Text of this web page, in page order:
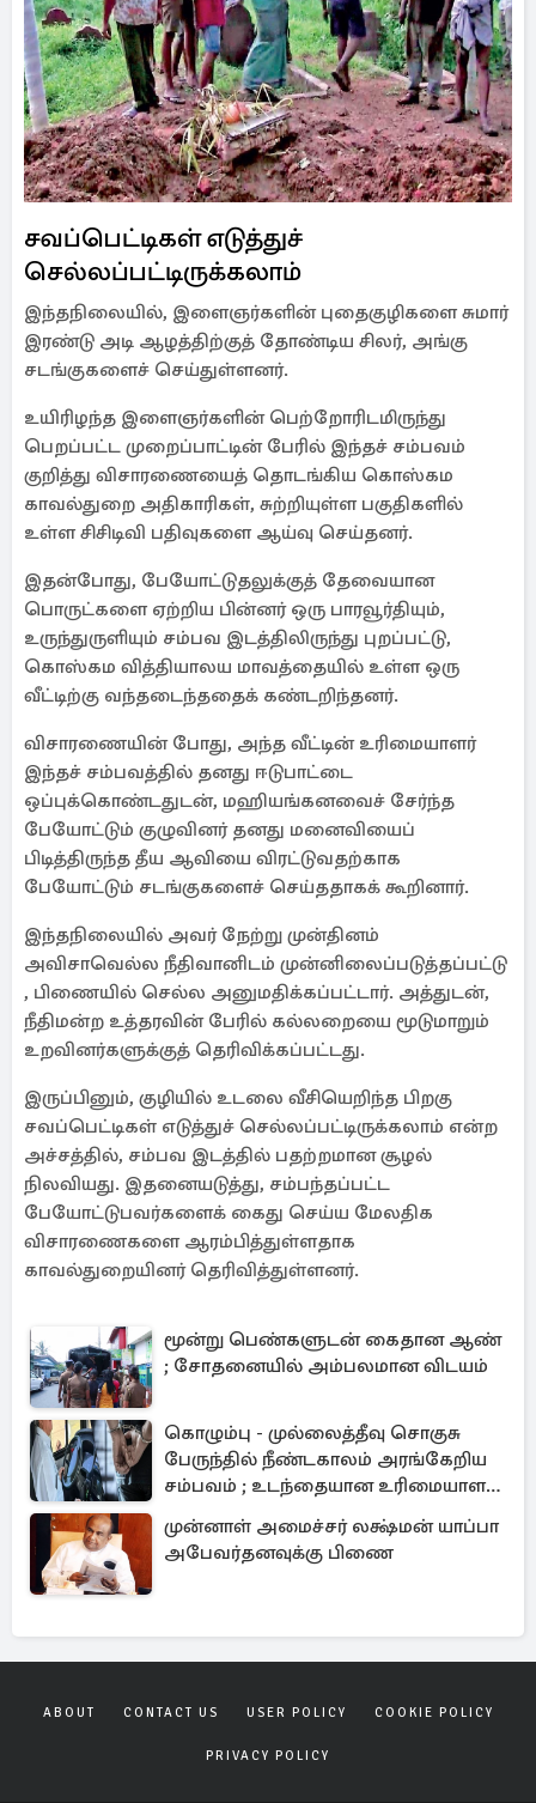
சவப்பெட்டிகள் எடுத்துச்
செல்லப்பட்டிருக்கலாம்
இந்தநிலையில், இளைஞர்களின் புதைகுழிகளை சுமார்
இரண்டு அடி ஆழத்திற்குத் தோண்டிய சிலர், அங்கு
சடங்குகளைச் செய்துள்ளனர்.
உயிரிழந்த இளைஞர்களின் பெற்றோரிடமிருந்து
பெறப்பட்ட முறைப்பாட்டின் பேரில் இந்தச் சம்பவம்
குறித்து விசாரணையைத் தொடங்கிய கொஸ்கம
காவல்துறை அதிகாரிகள், சுற்றியுள்ள பகுதிகளில்
உள்ள சிசிடிவி பதிவுகளை ஆய்வு செய்தனர்.
இதன்போது, பேயோட்டுதலுக்குத் தேவையான
பொருட்களை ஏற்றிய பின்னர் ஒரு பாரவூர்தியும்,
உருந்துருளியும் சம்பவ இடத்திலிருந்து புறப்பட்டு,
கொஸ்கம வித்தியாலய மாவத்தையில் உள்ள ஒரு
வீட்டிற்கு வந்தடைந்ததைக் கண்டறிந்தனர்.
விசாரணையின் போது, அந்த வீட்டின் உரிமையாளர்
இந்தச் சம்பவத்தில் தனது ஈடுபாட்டை
ஒப்புக்கொண்டதுடன், மஹியங்கனவைச் சேர்ந்த
பேயோட்டும் குழுவினர் தனது மனைவியைப்
பிடித்திருந்த தீய ஆவியை விரட்டுவதற்காக
பேயோட்டும் சடங்குகளைச் செய்ததாகக் கூறினார்.
இந்தநிலையில் அவர் நேற்று முன்தினம்
அவிசாவெல்ல நீதிவானிடம் முன்னிலைப்படுத்தப்பட்டு
, பிணையில் செல்ல அனுமதிக்கப்பட்டார். அத்துடன்,
நீதிமன்ற உத்தரவின் பேரில் கல்லறையை மூடுமாறும்
உறவினர்களுக்குத் தெரிவிக்கப்பட்டது.
இருப்பினும், குழியில் உடலை வீசியெறிந்த பிறகு
சவப்பெட்டிகள் எடுத்துச் செல்லப்பட்டிருக்கலாம் என்ற
அச்சத்தில், சம்பவ இடத்தில் பதற்றமான சூழல்
நிலவியது. இதனையடுத்து, சம்பந்தப்பட்ட
பேயோட்டுபவர்களைக் கைது செய்ய மேலதிக
விசாரணைகளை ஆரம்பித்துள்ளதாக
காவல்துறையினர் தெரிவித்துள்ளனர்.
மூன்று பெண்களுடன் கைதான ஆண்
; சோதனையில் அம்பலமான விடயம்
கொழும்பு - முல்லைத்தீவு சொகுசு
பேருந்தில் நீண்டகாலம் அரங்கேறிய
சம்பவம் ; உடந்தையான உரிமையாளர்
கைது
முன்னாள் அமைச்சர் லக்ஷ்மன் யாப்பா
அபேவர்தனவுக்கு பிணை
ABOUT CONTACT US USER POLICY COOKIE POLICY
PRIVACY POLICY